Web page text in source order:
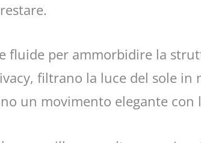
fluide per ammorbidire la
filtrano la luce del sole in
un movimento elegante con